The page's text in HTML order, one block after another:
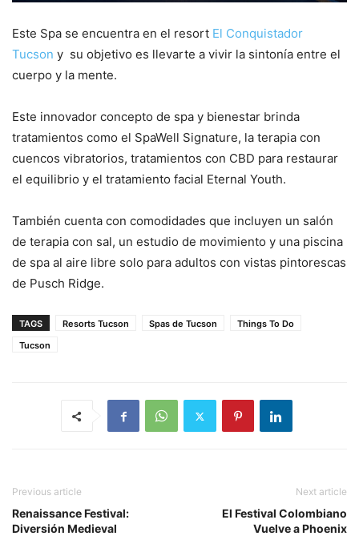
Este Spa se encuentra en el resort El Conquistador
Tucson y su objetivo es llevarte a vivir la sintonía entre el
cuerpo y la mente.
Este innovador concepto de spa y bienestar brinda
tratamientos como el SpaWell Signature, la terapia con
cuencos vibratorios, tratamientos con CBD para restaurar
el equilibrio y el tratamiento facial Eternal Youth.
También cuenta con comodidades que incluyen un salón
de terapia con sal, un estudio de movimiento y una piscina
de spa al aire libre solo para adultos con vistas pintorescas
de Pusch Ridge.
TAGS Resorts Tucson Spas de Tucson
Things To Do
Tucson
Previous article
Renaissance Festival:
Diversión Medieval
Next article
El Festival Colombiano
Vuelve a Phoenix